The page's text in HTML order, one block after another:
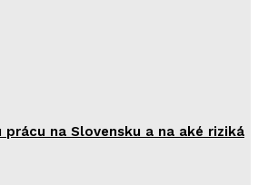
na Slovensku a na aké riziká